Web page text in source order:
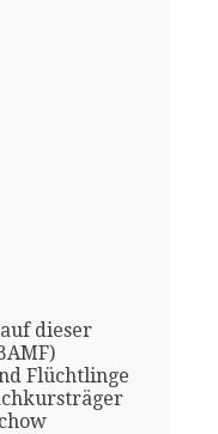
dieser
Flüchtlinge